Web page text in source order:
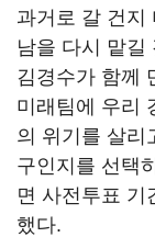
과거로 갈 건지
남을 다시 맡길
김경수가 함께
미래팀에 우리
의 위기를 살리
구인지를 선택
면 사전투표 기
했다.